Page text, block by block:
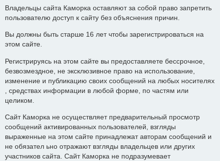
Владельцы сайта Каморка оставляют за собой право запретить
пользователю доступ к сайту без объяснения причин.
Вы должны быть старше 16 лет чтобы зарегистрироваться на
этом сайте.
Регистрируясь на этом сайте вы предоставляете бессрочное,
безвозмездное, не эксклюзивное право на использование,
изменение и публикацию своих сообщений на любых носителях
, средствах информации в любой форме, по частям или
целиком.
Сайт Каморка не осуществляет предварительный просмотр
сообщений активированных пользователей, взгляды
выраженные на этом сайте принадлежат авторам сообщений и
не обязател ьно отражают взгляды владельцев или других
участников сайта. Сайт Каморка не подразумевает